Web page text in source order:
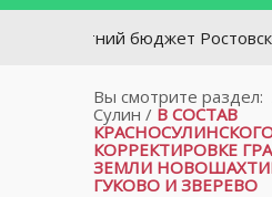
бюджет Ростовской
Вы смотрите раздел:
Сулин / В СОСТАВ
КОРРЕКТИРОВКЕ
ЗЕМЛИ
ГУКОВО И ЗВЕРЕВО